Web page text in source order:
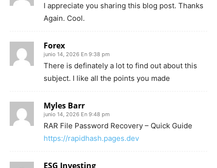
I appreciate you sharing this blog post. Thanks
Again. Cool.
Forex
junio 14, 2026 En 9:38 pm
There is definately a lot to find out about this
subject. I like all the points you made
Myles Barr
junio 14, 2026 En 9:48 pm
RAR File Password Recovery – Quick Guide
https://rapidhash.pages.dev
ESG Investing